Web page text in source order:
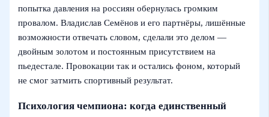
попытка давления на россиян обернулась громким
провалом. Владислав Семёнов и его партнёры, лишённые
возможности отвечать словом, сделали это делом —
двойным золотом и постоянным присутствием на
пьедестале. Провокации так и остались фоном, который
не смог затмить спортивный результат.
Психология чемпиона: когда единственный